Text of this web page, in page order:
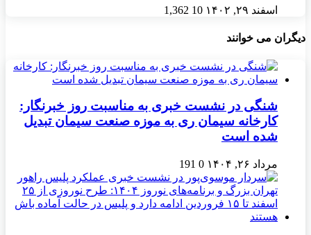
اسفند ۲۹, ۱۴۰۲ 10
1,362
دیگران می خوانند
شنگی در نشست خبری به مناسبت روز خبرنگار:
کارخانه سیمان ری به موزه صنعت سیمان تبدیل
شده است
مرداد ۲۶, ۱۴۰۴ 0
191